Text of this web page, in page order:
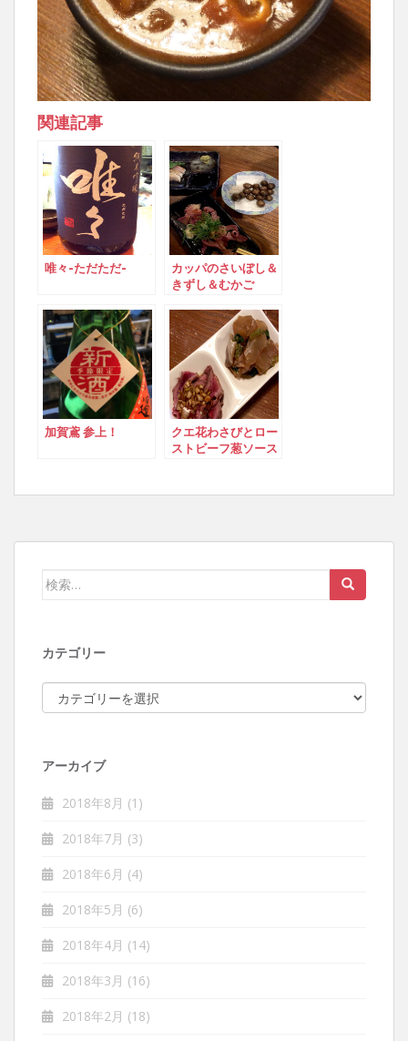
関連記事
唯々-ただただ-
カッパのさいぼし＆
きずし＆むかご
加賀鳶 参上！
クエ花わさびとロー
ストビーフ葱ソース
検索:
カテゴリー
カテゴリー
アーカイブ
2018年8月 (1)
2018年7月 (3)
2018年6月 (4)
2018年5月 (6)
2018年4月 (14)
2018年3月 (16)
2018年2月 (18)